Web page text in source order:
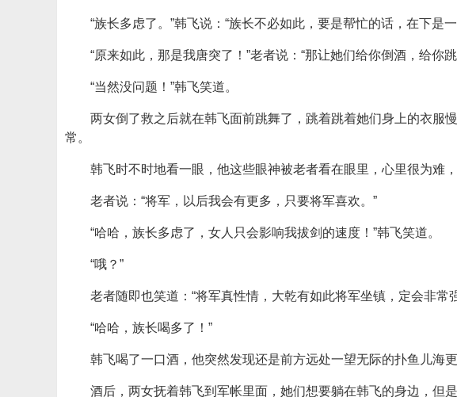
“族长多虑了。”韩飞说：“族长不必如此，要是帮忙的话，在下是
“原来如此，那是我唐突了！”老者说：“那让她们给你倒酒，给你
“当然没问题！”韩飞笑道。
两女倒了救之后就在韩飞面前跳舞了，跳着跳着她们身上的衣服
常。
韩飞时不时地看一眼，他这些眼神被老者看在眼里，心里很为难
老者说：“将军，以后我会有更多，只要将军喜欢。”
“哈哈，族长多虑了，女人只会影响我拔剑的速度！”韩飞笑道。
“哦？”
老者随即也笑道：“将军真性情，大乾有如此将军坐镇，定会非常
“哈哈，族长喝多了！”
韩飞喝了一口酒，他突然发现还是前方远处一望无际的扑鱼儿海更
酒后，两女抚着韩飞到军帐里面，她们想要躺在韩飞的身边，但